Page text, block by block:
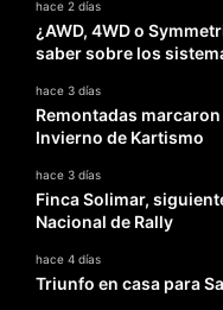
hace 2 días
¿AWD, 4WD o
saber sobre los
hace 3 días
Remontadas
Invierno de Kartismo
hace 3 días
Finca Solimar,
Nacional de Rally
hace 4 días
Triunfo en casa para